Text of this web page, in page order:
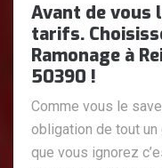
Avant de vous
tarifs.
Ramonage à
50390 !
Comme vous le
obligation de tout un
que vous ignorez